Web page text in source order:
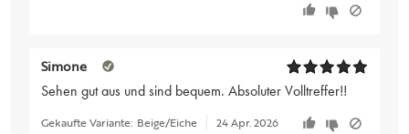
Simone
Sehen gut aus und sind bequem. Absoluter Volltreffer!!
Gekaufte Variante: Beige/Eiche 24 Apr. 2026